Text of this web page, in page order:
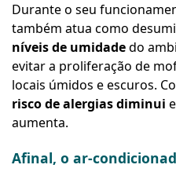
Durante o seu
também atua como
níveis de umidadedo
evitar a proliferação de
locais úmidos e escuros.
risco de alergias diminui
aumenta.
Afinal, o ar-